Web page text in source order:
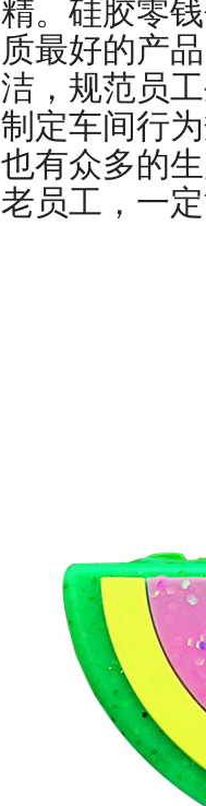
精。 硅胶零
质最好的产
洁，规范员
制定车间行
也有众多的
老员工， 一